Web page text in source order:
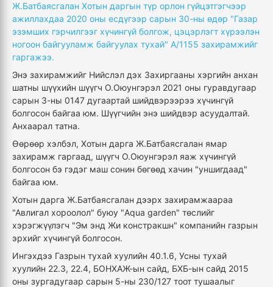
Ж.Батбаясгалан Хотын даргын түр орлон гүйцэтгэгчээр
ажиллахдаа 2020 оны есдүгээр сарын 30-ны өдөр "Газар
эзэмших гэрчилгээг хүчингүй болгож, цэцэрлэгт хүрээлэн
ногоон байгууламж байгуулах тухай" А/1155 захирамжийг
гаргажээ.
Энэ захирамжийг Нийслэл дэх Захиргааны хэргийн анхан
шатны шүүхийн шүүгч О.Оюунгэрэл 2021 оны гуравдугаар
сарын 3-ны 0147 дугаартай шийдвэрээрээ хүчингүй
болгосон байгаа юм. Шүүгчийн энэ шийдвэр асуудалтай.
Анхаарал татна.
Өөрөөр хэлбэл, Хотын дарга Ж.Батбаясгалан ямар
захирамж гаргаад, шүүгч О.Оюунгэрэл яаж хүчингүй
болгосон бэ гэдэг маш сонин бөгөөд хачин "уншигдаад"
байгаа юм.
Хотын дарга Ж.Батбаясгалан дээрх захирамжаараа
"Авлигал хороолол" буюу "Aqua garden" төслийг
хэрэгжүүлэгч "Эм энд Жи констракшн" компанийн газрын
эрхийг хүчингүй болгосон.
Ингэхдээ Газрын тухай хуулийн 40.1.6, Усны тухай
хуулийн 22.3, 22.4, БОНХАЖ-ын сайд, БХБ-ын сайд 2015
оны зургадугаар сарын 5-ны 230/127 тоот тушаалыг